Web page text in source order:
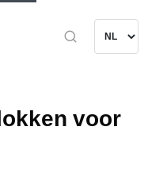
voor